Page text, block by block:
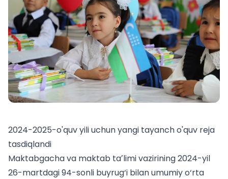
2024-2025-o'quv yili uchun yangi tayanch o'quv reja
tasdiqlandi
Maktabgacha va maktab taʼlimi vazirining 2024-yil
26-martdagi 94-sonli buyrug‘i bilan umumiy o‘rta